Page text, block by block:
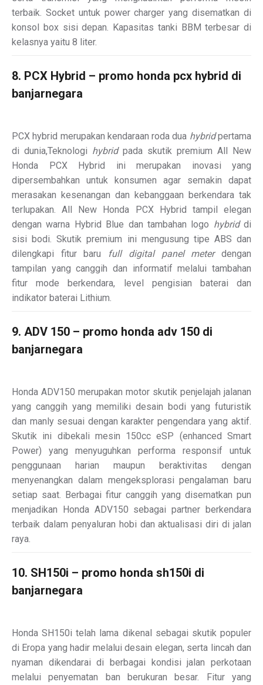
terbaik. Socket untuk power charger yang disematkan di
konsol box sisi depan. Kapasitas tanki BBM terbesar di
kelasnya yaitu 8 liter.
8. PCX Hybrid – promo honda pcx hybrid di
banjarnegara
PCX hybrid merupakan kendaraan roda dua hybridpertama
di dunia,Teknologi hybridpada skutik premium All New
Honda PCX Hybrid ini merupakan inovasi yang
dipersembahkan untuk konsumen agar semakin dapat
merasakan kesenangan dan kebanggaan berkendara tak
terlupakan. All New Honda PCX Hybrid tampil elegan
dengan warna Hybrid Blue dan tambahan logo hybriddi
sisi bodi. Skutik premium ini mengusung tipe ABS dan
dilengkapi fitur baru full digital panel meterdengan
tampilan yang canggih dan informatif melalui tambahan
fitur mode berkendara, level pengisian baterai dan
indikator baterai Lithium.
9. ADV 150 – promo honda adv 150 di
banjarnegara
Honda ADV150 merupakan motor skutik penjelajah jalanan
yang canggih yang memiliki desain bodi yang futuristik
dan manly sesuai dengan karakter pengendara yang aktif.
Skutik ini dibekali mesin 150cc eSP (enhanced Smart
Power) yang menyuguhkan performa responsif untuk
penggunaan harian maupun beraktivitas dengan
menyenangkan dalam mengeksplorasi pengalaman baru
setiap saat. Berbagai fitur canggih yang disematkan pun
menjadikan Honda ADV150 sebagai partner berkendara
terbaik dalam penyaluran hobi dan aktualisasi diri di jalan
raya.
10. SH150i – promo honda sh150i di
banjarnegara
Honda SH150i telah lama dikenal sebagai skutik populer
di Eropa yang hadir melalui desain elegan, serta lincah dan
nyaman dikendarai di berbagai kondisi jalan perkotaan
melalui penyematan ban berukuran besar. Fitur yang